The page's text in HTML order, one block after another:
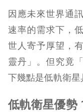
因應未來世界通
速率的需求下，
世人寄予厚望，
靈丹」。但究竟
下幾點是低軌衛星
低軌衛星優勢